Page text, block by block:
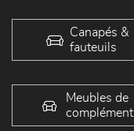
Canapés &
fauteuils
Meubles de
complément